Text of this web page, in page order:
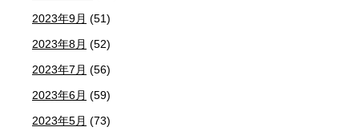
2023年9月 (51)
2023年8月 (52)
2023年7月 (56)
2023年6月 (59)
2023年5月 (73)